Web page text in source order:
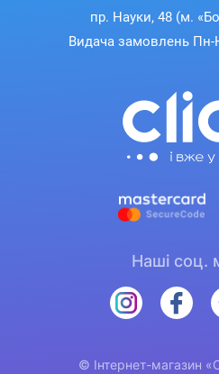
пр. Науки, 48 (м.
Видача замовлень Пн-
Наші соц.
© Інтернет-магазин